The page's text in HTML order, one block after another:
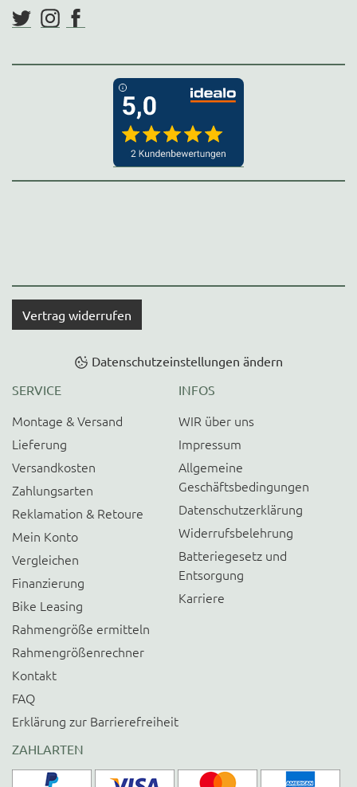
Vertrag widerrufen
Datenschutzeinstellungen ändern
SERVICE
Montage & Versand
Lieferung
Versandkosten
Zahlungsarten
Reklamation & Retoure
Mein Konto
Vergleichen
Finanzierung
Bike Leasing
Rahmengröße ermitteln
Rahmengrößenrechner
Kontakt
FAQ
Erklärung zur Barrierefreiheit
INFOS
WIR über uns
Impressum
Allgemeine
Geschäftsbedingungen
Datenschutzerklärung
Widerrufsbelehrung
Batteriegesetz und
Entsorgung
Karriere
ZAHLARTEN